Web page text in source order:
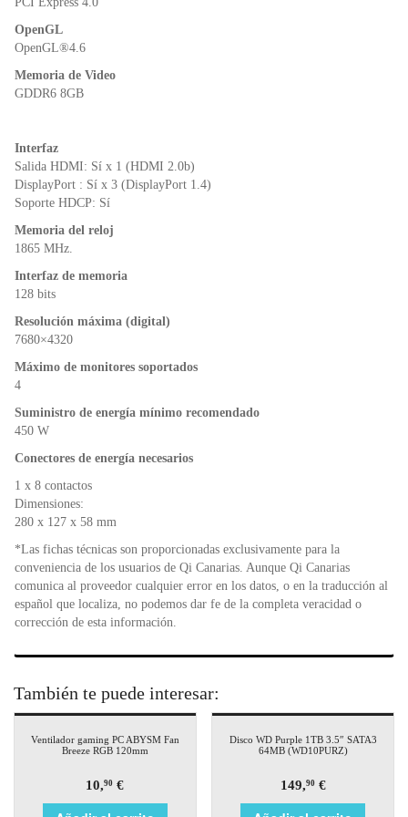
OpenGL
OpenGL®4.6
Memoria de Video
GDDR6 8GB
Interfaz
Salida HDMI: Sí x 1 (HDMI 2.0b)
DisplayPort : Sí x 3 (DisplayPort 1.4)
Soporte HDCP: Sí
Memoria del reloj
1865 MHz.
Interfaz de memoria
128 bits
Resolución máxima (digital)
7680×4320
Máximo de monitores soportados
4
Suministro de energía mínimo recomendado
450 W
Conectores de energía necesarios
1 x 8 contactos
Dimensiones:
280 x 127 x 58 mm
*Las fichas técnicas son proporcionadas exclusivamente para la
conveniencia de los usuarios de Qi Canarias. Aunque Qi Canarias
comunica al proveedor cualquier error en los datos, o en la traducción al
español que localiza, no podemos dar fe de la completa veracidad o
corrección de esta información.
También te puede interesar:
Ventilador gaming PC ABYSM Fan
Breeze RGB 120mm
10,90 €
Disco WD Purple 1TB 3.5″ SATA3
64MB (WD10PURZ)
149,90€